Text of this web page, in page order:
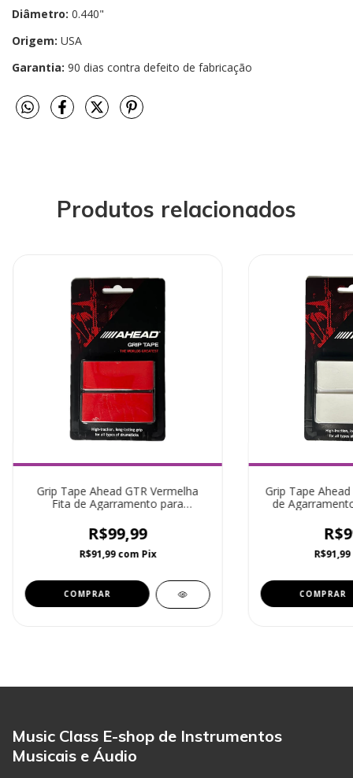
Diâmetro: 0.440"
Origem: USA
Garantia: 90 dias contra defeito de fabricação
Produtos relacionados
Grip Tape Ahead GTR Vermelha
Fita de Agarramento para
R$99,99
R$91,99com Pix
Grip Tape
de
R$91,99
Music Class E-shop de Instrumentos
Musicais e Áudio